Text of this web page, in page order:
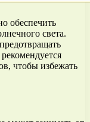
обеспечить
света.
чтобы избежать